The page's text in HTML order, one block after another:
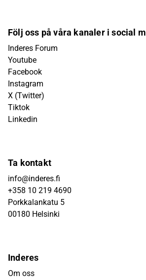
Följ oss på våra kanaler i social
Inderes Forum
Youtube
Facebook
Instagram
X (Twitter)
Tiktok
Linkedin
Ta kontakt
info@inderes.fi
+358 10 219 4690
Porkkalankatu 5
00180 Helsinki
Inderes
Om oss